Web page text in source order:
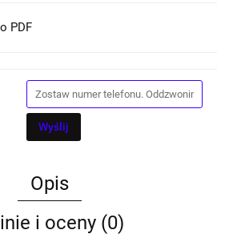
PDF
Wyślij
Opis
i oceny (0)